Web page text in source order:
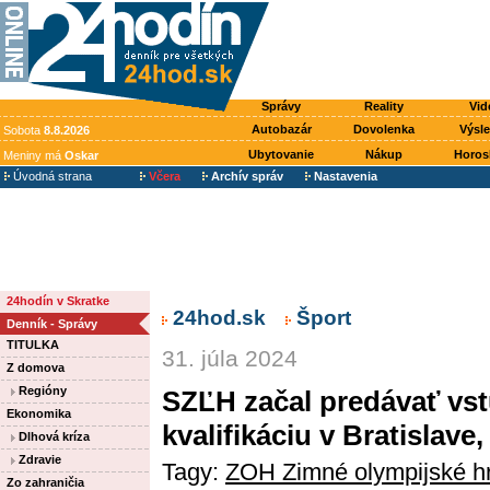
Správy Reality
Sobota 8.8.2026 Autobazár Dovolenka
Meniny má Oskar Ubytovanie Nákup
Úvodná strana
Včera Archív správ Nastavenia
24hodín v Skratke
Denník - Správy
TITULKA
Z domova
Regióny
Ekonomika
Dlhová kríza
Zdravie
Zo zahraničia
24hod.sk Šport
31. júla 2024
SZĽH začal predávať
kvalifikáciu v
Tagy: ZOH Zimné olympijské